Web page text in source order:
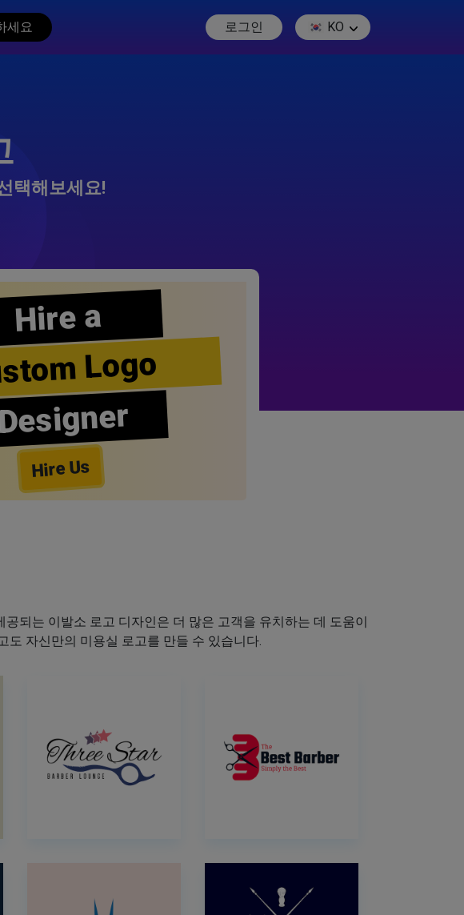
세요 로그인 KO
택해보세요!
Hire a
Logo
Hire Us
되는 이발소 로고 디자인은 더 많은 고객을 유치하는 데 도움이
도 자신만의 미용실 로고를 만들 수 있습니다.